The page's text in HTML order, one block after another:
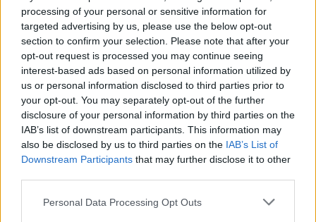
processing of your personal or sensitive information for
targeted advertising by us, please use the below opt-out
section to confirm your selection. Please note that after your
opt-out request is processed you may continue seeing
interest-based ads based on personal information utilized by
us or personal information disclosed to third parties prior to
your opt-out. You may separately opt-out of the further
disclosure of your personal information by third parties on the
IAB’s list of downstream participants. This information may
also be disclosed by us to third parties on the IAB’s List of
Downstream Participants that may further disclose it to other
Personal Data Processing Opt Outs
Sutinku sutaisyklėmis
This site is protected by
reCAPTCHA and the Google
Privacy PolicyandTerms of
Service apply.